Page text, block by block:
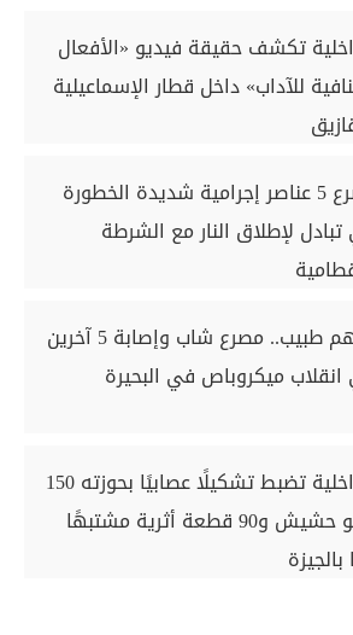
تكشف حقيقة فيديو «الأفعال
للآداب» داخل قطار الإسماعيلية
مصرع 5 عناصر إجرامية شديدة الخطورة
لإطلاق النار مع الشرطة
بينهم طبيب.. مصرع شاب وإصابة 5 آخرين
ميكروباص في البحيرة
الداخلية تضبط تشكيلًا عصابيًا بحوزته 150
كيلو حشيش و90 قطعة أثرية مشتبهًا